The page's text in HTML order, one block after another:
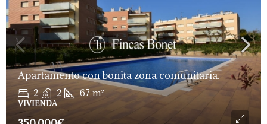
Apartamento con bonita zona comunitaria.
2 2 67 m²
VIVIENDA